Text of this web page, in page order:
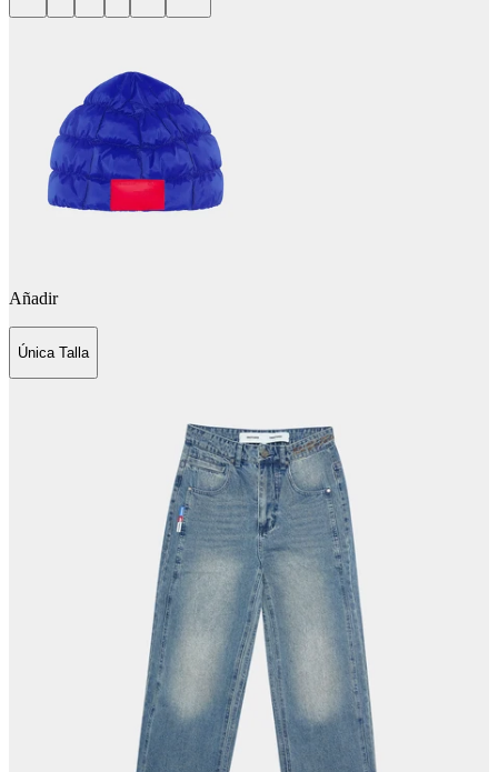
Añadir
Única Talla